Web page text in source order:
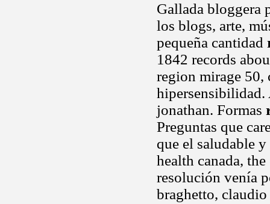
Gallada bloggera
los blogs, arte,
pequeña cantidad
1842 records
region mirage 50,
jonathan. Formas
Preguntas que
que el saludable
health canada,
resolución venía
braghetto,